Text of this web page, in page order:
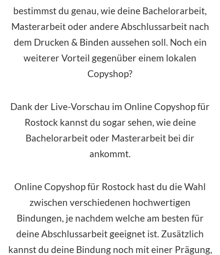
bestimmst du genau, wie deine Bachelorarbeit,
Masterarbeit oder andere Abschlussarbeit nach
dem Drucken & Binden aussehen soll. Noch ein
weiterer Vorteil gegenüber einem lokalen
Copyshop?
Dank der Live-Vorschau im Online Copyshop für
Rostock kannst du sogar sehen, wie deine
Bachelorarbeit oder Masterarbeit bei dir
ankommt.
Online Copyshop für Rostock hast du die Wahl
zwischen verschiedenen hochwertigen
Bindungen, je nachdem welche am besten für
deine Abschlussarbeit geeignet ist. Zusätzlich
kannst du deine Bindung noch mit einer Prägung,